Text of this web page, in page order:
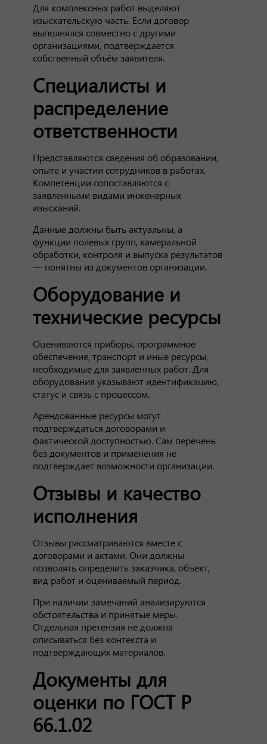
Для комплексных работ выделяют
изыскательскую часть. Если договор
выполнялся совместно с другими
организациями, подтверждается
собственный объём заявителя.
Специалисты и
распределение
ответственности
Представляются сведения об образовании,
опыте и участии сотрудников в работах.
Компетенции сопоставляются с
заявленными видами инженерных
изысканий.
Данные должны быть актуальны, а
функции полевых групп, камеральной
обработки, контроля и выпуска результатов
— понятны из документов организации.
Оборудование и
технические ресурсы
Оцениваются приборы, программное
обеспечение, транспорт и иные ресурсы,
необходимые для заявленных работ. Для
оборудования указывают идентификацию,
статус и связь с процессом.
Арендованные ресурсы могут
подтверждаться договорами и
фактической доступностью. Сам перечень
без документов и применения не
подтверждает возможности организации.
Отзывы и качество
исполнения
Отзывы рассматриваются вместе с
договорами и актами. Они должны
позволять определить заказчика, объект,
вид работ и оцениваемый период.
При наличии замечаний анализируются
обстоятельства и принятые меры.
Отдельная претензия не должна
описываться без контекста и
подтверждающих материалов.
Документы для
оценки по ГОСТ Р
66.1.02